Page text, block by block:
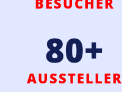
80+
AUSSTELLER